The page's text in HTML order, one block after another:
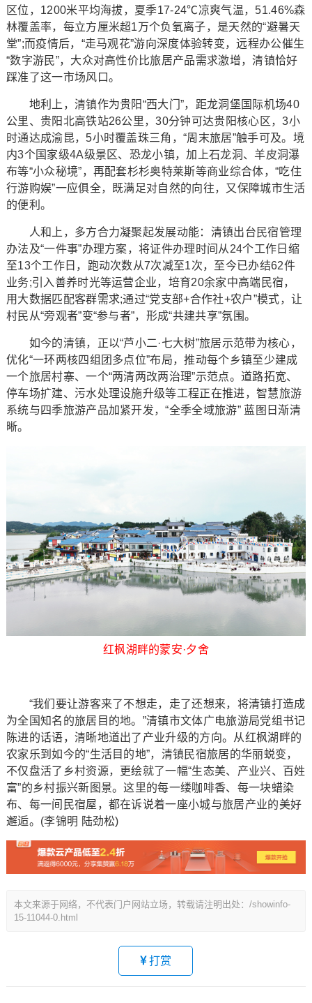
区位，1200米平均海拔，夏季17-24℃凉爽气温，51.46%森
林覆盖率，每立方厘米超1万个负氧离子，是天然的“避暑天
堂”;而疫情后，“走马观花”游向深度体验转变，远程办公催生
“数字游民”，大众对高性价比旅居产品需求激增，清镇恰好
踩准了这一市场风口。
地利上，清镇作为贵阳“西大门”，距龙洞堡国际机场40
公里、贵阳北高铁站26公里，30分钟可达贵阳核心区，3小
时通达成渝昆，5小时覆盖珠三角，“周末旅居”触手可及。境
内3个国家级4A级景区、恐龙小镇，加上石龙洞、羊皮洞瀑
布等“小众秘境”，再配套杉杉奥特莱斯等商业综合体，“吃住
行游购娱”一应俱全，既满足对自然的向往，又保障城市生活
的便利。
人和上，多方合力凝聚起发展动能：清镇出台民宿管理
办法及“一件事”办理方案，将证件办理时间从24个工作日缩
至13个工作日，跑动次数从7次减至1次，至今已办结62件
业务;引入善养时光等运营企业，培育20余家中高端民宿，
用大数据匹配客群需求;通过“党支部+合作社+农户”模式，让
村民从“旁观者”变“参与者”，形成“共建共享”氛围。
如今的清镇，正以“芦小二·七大树”旅居示范带为核心，
优化“一环两核四组团多点位”布局，推动每个乡镇至少建成
一个旅居村寨、一个“两清两改两治理”示范点。道路拓宽、
停车场扩建、污水处理设施升级等工程正在推进，智慧旅游
系统与四季旅游产品加紧开发，“全季全域旅游” 蓝图日渐清
晰。
红枫湖畔的蒙安·夕舍
“我们要让游客来了不想走，走了还想来，将清镇打造成
为全国知名的旅居目的地。”清镇市文体广电旅游局党组书记
陈进的话语，清晰地道出了产业升级的方向。从红枫湖畔的
农家乐到如今的“生活目的地”，清镇民宿旅居的华丽蜕变，
不仅盘活了乡村资源，更绘就了一幅“生态美、产业兴、百姓
富”的乡村振兴新图景。这里的每一缕咖啡香、每一块蜡染
布、每一间民宿屋，都在诉说着一座小城与旅居产业的美好
邂逅。(李锦明 陆劲松)
本文来源于网络，不代表门户网站立场，转载请注明出处：/showinfo-
15-11044-0.html
打赏